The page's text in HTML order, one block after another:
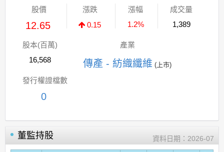
股價
12.65
漲跌
0.15
漲幅
1.2%
成交量
1,389
股本(百萬)
16,568
產業
傳產 - 紡織纖維 (上市)
發行權證檔數
0
董監持股 資料日期： 2026-07